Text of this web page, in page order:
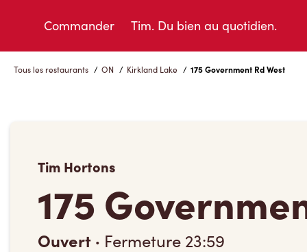
Commander Tim. Du bien au quotidien.
Tous les restaurants / ON / Kirkland Lake / 175 Government Rd West
Tim Hortons
175
Ouvert · Fermeture 23:59